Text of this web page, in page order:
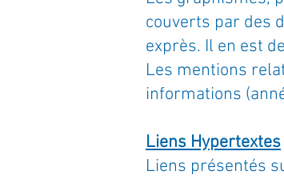
couverts par des
exprès. Il en est
Les mentions
informations
Liens Hypertextes
Liens présentés